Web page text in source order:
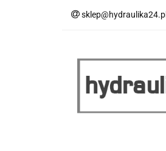
sklep@hydraulika24.pl